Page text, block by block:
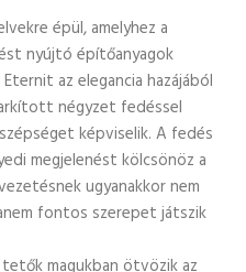
épül, amelyhez a
nyújtó építőanyagok
az elegancia hazájából
négyzet fedéssel
képviselik. A fedés
megjelenést kölcsönöz a
ugyanakkor nem
fontos szerepet játszik
magukban ötvözik az